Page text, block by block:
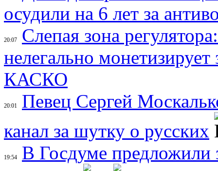
осудили на 6 лет за
20:07
Слепая зона
нелегально
КАСКО
20:01
Певец Сергей
канал за шутку о русских
19:54
В Госдуме предложили